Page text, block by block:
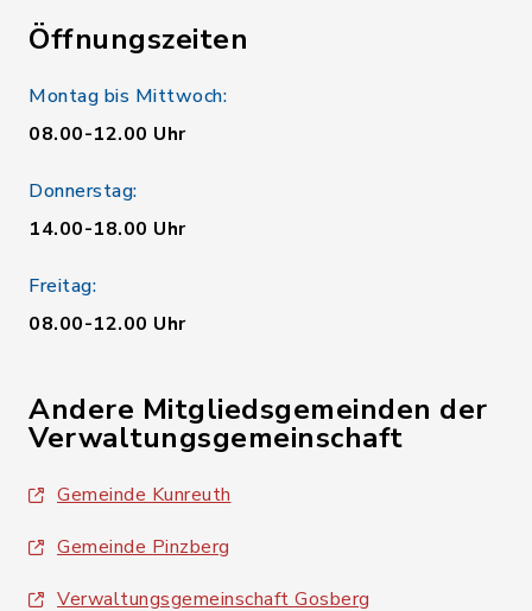
Öffnungszeiten
Montag bis Mittwoch:
08.00-12.00 Uhr
Donnerstag:
14.00-18.00 Uhr
Freitag:
08.00-12.00 Uhr
Andere Mitgliedsgemeinden der
Verwaltungsgemeinschaft
Gemeinde Kunreuth
Gemeinde Pinzberg
Verwaltungsgemeinschaft Gosberg